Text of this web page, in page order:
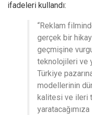
ifadeleri kullandı:
“Reklam
gerçek bir
geçmişine
teknolojileri ve
Türkiye
modellerinin
kalitesi ve ileri
yaratacağımıza